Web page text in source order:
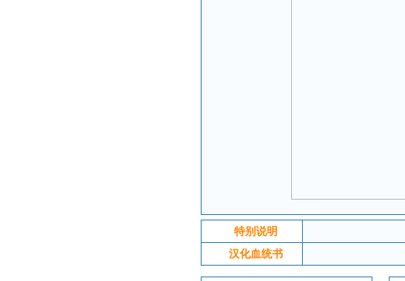
特别说明
汉化血统书